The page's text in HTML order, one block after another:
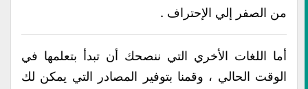
من الصفر إلي الإحتراف .
أما اللغات الأخري التي ننصحك أن تبدأ بتعلمها في
الوقت الحالي ، وقمنا بتوفير المصادر التي يمكن لك